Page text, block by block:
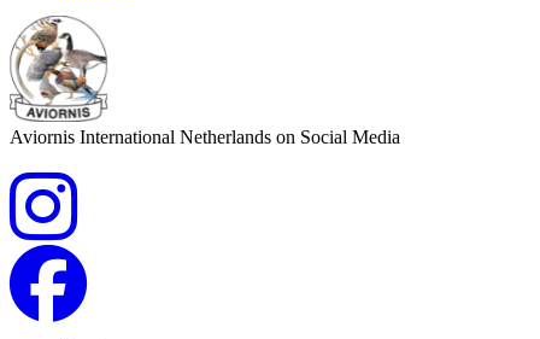
Aviornis International Netherlands on Social Media